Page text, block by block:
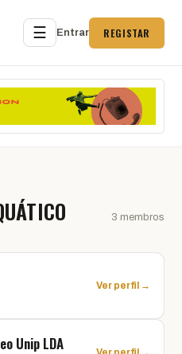
☰ Entrar REGISTAR
3 membros
Ver perfil →
Unip LDA